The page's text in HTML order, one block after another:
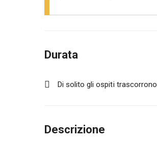
Durata
Di solito gli ospiti trascorrono
Descrizione